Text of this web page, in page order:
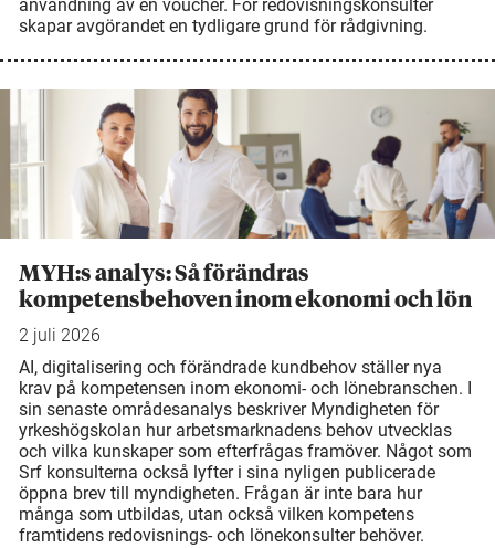
användning av en voucher. För redovisningskonsulter
skapar avgörandet en tydligare grund för rådgivning.
MYH:s analys: Så förändras
kompetensbehoven inom ekonomi och lön
2 juli 2026
AI, digitalisering och förändrade kundbehov ställer nya
krav på kompetensen inom ekonomi- och lönebranschen. I
sin senaste områdesanalys beskriver Myndigheten för
yrkeshögskolan hur arbetsmarknadens behov utvecklas
och vilka kunskaper som efterfrågas framöver. Något som
Srf konsulterna också lyfter i sina nyligen publicerade
öppna brev till myndigheten. Frågan är inte bara hur
många som utbildas, utan också vilken kompetens
framtidens redovisnings- och lönekonsulter behöver.